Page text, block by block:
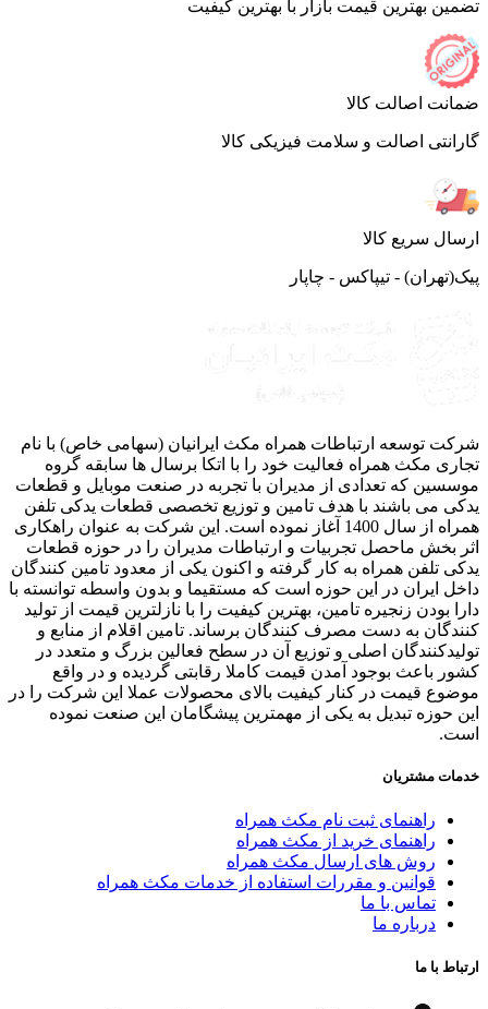
بهترین قیمت بازار با بهترین کیفیت
اصالت کالا
اصالت و سلامت فیزیکی کالا
سریع کالا
- تیپاکس - چاپار
توسعه ارتباطات همراه مکث ایرانیان (سهامی خاص) با نام
مکث همراه فعالیت خود را با اتکا برسال ها سابقه گروه
که تعدادی از مدیران با تجربه در صنعت موبایل و قطعات
می باشند با هدف تامین و توزیع تخصصی قطعات یدکی تلفن
همراه از سال 1400 آغاز نموده است. این شرکت به عنوان راهکاری
بخش ماحصل تجربیات و ارتباطات مدیران را در حوزه قطعات
تلفن همراه به کار گرفته و اکنون یکی از معدود تامین کنندگان
ایران در این حوزه است که مستقیما و بدون واسطه توانسته با
بودن زنجیره تامین، بهترین کیفیت را با نازلترین قیمت از تولید
به دست مصرف کنندگان برساند. تامین اقلام از منابع و
اصلی و توزیع آن در سطح فعالین بزرگ و متعدد در
باعث بوجود آمدن قیمت کاملا رقابتی گردیده و در واقع
قیمت در کنار کیفیت بالای محصولات عملا این شرکت را در
حوزه تبدیل به یکی از مهمترین پیشگامان این صنعت نموده
مشتریان
راهنمای ثبت نام مکث همراه
راهنمای خرید از مکث همراه
روش های ارسال مکث همراه
قوانین و مقررات استفاده از خدمات مکث همراه
تماس با ما
درباره ما
با ما